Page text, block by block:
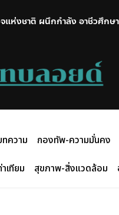
แห่งชาติ ผนึกกำลัง อาชีวศึกษ
ทความ กองทัพ-ความมั่นคง
เทียม สุขภาพ-สิ่งแวดล้อม